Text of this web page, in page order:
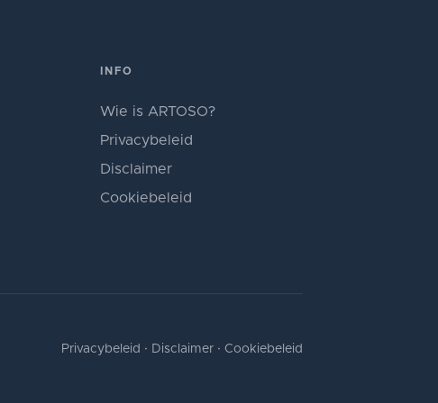
INFO
Wie is ARTOSO?
Privacybeleid
Disclaimer
Cookiebeleid
Privacybeleid · Disclaimer · Cookiebeleid